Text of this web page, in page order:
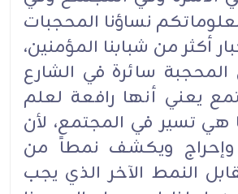
نساؤنا المحجبات
أكثر من شبابنا المؤمنين،
المحجبة سائرة في الشارع
يعني أنها رافعة لعلم
هي تسير في المجتمع، لأن
وإحراج ويكشف نمطاً من
النمط الآخر الذي يجب